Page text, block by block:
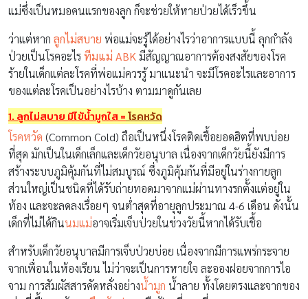
แม่ซึ่งเป็นหมอคนแรกของลูก ก็จะช่วยให้หายป่วยได้เร็วขึ้น
ว่าแต่หาก ลูกไม่สบาย พ่อแม่จะรู้ได้อย่างไรว่าอาการแบบนี้ ลุกกำลัง
ป่วยเป็นโรคอะไรทีมแม่ ABK มีสัญญาณอาการต้องสงสัยของโรค
ร้ายในเด็กแต่ละโรคที่พ่อแม่ควรรู้ มาแนะนำ จะมีโรคอะไรและอาการ
ของแต่ละโรคเป็นอย่างไรบ้าง ตามมาดูกันเลย
1. ลูกไม่สบาย มีไข้น้ำมูกใส =โรคหวัด
โรคหวัด (Common Cold) ถือเป็นหนึ่งโรคติดเชื้อยอดฮิตที่พบบ่อย
ที่สุด มักเป็นในเด็กเล็กและเด็กวัยอนุบาล เนื่องจากเด็กวัยนี้ยังมีการ
สร้างระบบภูมิคุ้มกันที่ไม่สมบูรณ์ ซึ่งภูมิคุ้มกันที่มีอยู่ในร่างกายลูก
ส่วนใหญ่เป็นชนิดที่ได้รับถ่ายทอดมาจากแม่ผ่านทางรกตั้งแต่อยู่ใน
ท้อง และจะลดลงเรื่อยๆ จนต่ำสุดที่อายุลูกประมาณ 4-6 เดือน ดังนั้น
เด็กที่ไม่ได้กินนมแม่อาจเริ่มเจ็บป่วยในช่วงวัยนี้หากได้รับเชื้อ
สำหรับเด็กวัยอนุบาลมีการเจ็บป่วยบ่อย เนื่องจากมีการแพร่กระจาย
จากเพื่อนในห้องเรียน ไม่ว่าจะเป็นการหายใจ ละอองฝอยจากการไอ
จาม การสัมผัสสารคัดหลั่งอย่างน้ำมูก น้ำลาย ทั้งโดยตรงและจากของ